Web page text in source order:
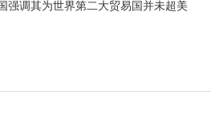
强调其为世界第二大贸易国并未超美